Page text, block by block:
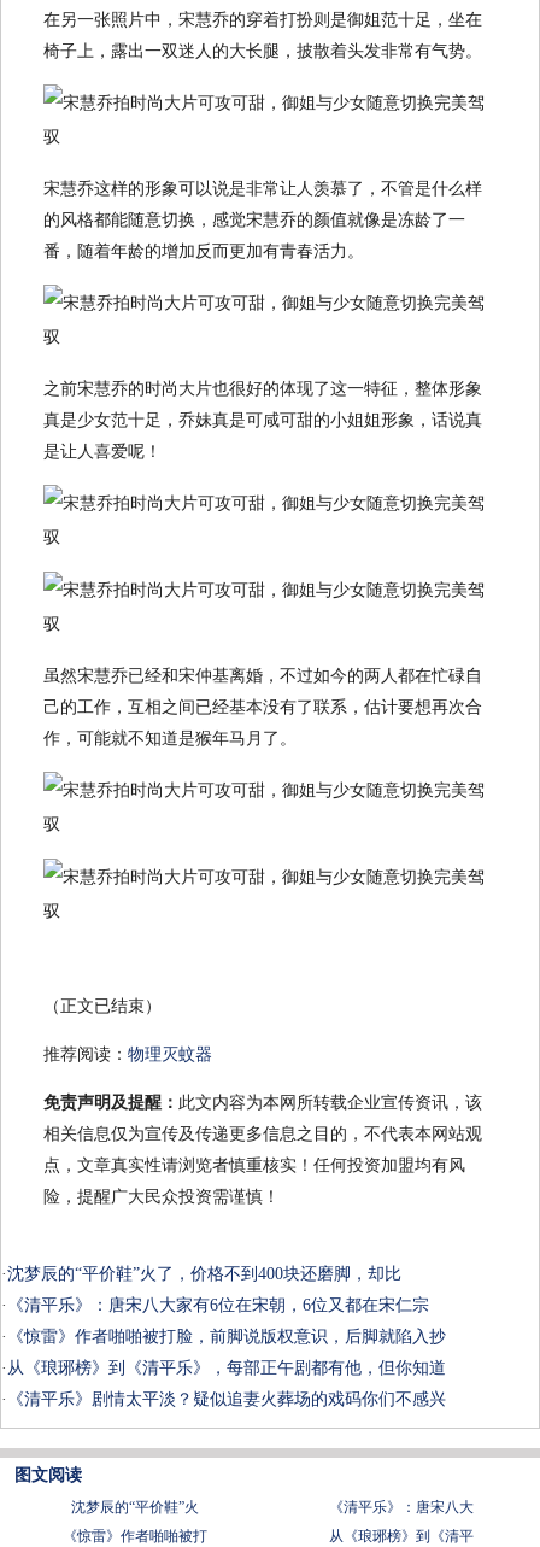
在另一张照片中，宋慧乔的穿着打扮则是御姐范十足，坐在
椅子上，露出一双迷人的大长腿，披散着头发非常有气势。
宋慧乔这样的形象可以说是非常让人羡慕了，不管是什么样
的风格都能随意切换，感觉宋慧乔的颜值就像是冻龄了一
番，随着年龄的增加反而更加有青春活力。
之前宋慧乔的时尚大片也很好的体现了这一特征，整体形象
真是少女范十足，乔妹真是可咸可甜的小姐姐形象，话说真
是让人喜爱呢！
虽然宋慧乔已经和宋仲基离婚，不过如今的两人都在忙碌自
己的工作，互相之间已经基本没有了联系，估计要想再次合
作，可能就不知道是猴年马月了。
（正文已结束）
推荐阅读： 物理灭蚊器
免责声明及提醒： 此文内容为本网所转载企业宣传资讯，该
相关信息仅为宣传及传递更多信息之目的，不代表本网站观
点，文章真实性请浏览者慎重核实！任何投资加盟均有风
险，提醒广大民众投资需谨慎！
·沈梦辰的“平价鞋”火了，价格不到400块还磨脚，却比
·
《清平乐》：唐宋八大家有6位在宋朝，6位又都在宋仁宗
·
《惊雷》作者啪啪被打脸，前脚说版权意识，后脚就陷入抄
· 从《琅琊榜》到《清平乐》，每部正午剧都有他，但你知道
·
《清平乐》剧情太平淡？疑似追妻火葬场的戏码你们不感兴
图文阅读
沈梦辰的“平价鞋”火
《清平乐》：唐宋八大
《惊雷》作者啪啪被打
从《琅琊榜》到《清平